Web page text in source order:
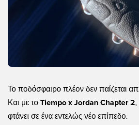
Το ποδόσφαιρο πλέον δεν παίζεται
Και με το Tiempo x Jordan Chapter 2,
φτάνει σε ένα εντελώς νέο επίπεδο.